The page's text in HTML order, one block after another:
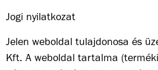
Jogi nyilatkozat
Jelen weboldal tulajdonosa és
Kft. A weboldal tartalma